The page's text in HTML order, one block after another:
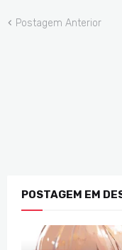
Postagem Anterior
POSTAGEM EM